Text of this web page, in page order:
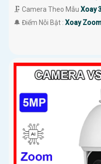
🗜️ Camera Theo Mẫu Xoay
️🔔 Điểm Nỗi Bật : Xoay